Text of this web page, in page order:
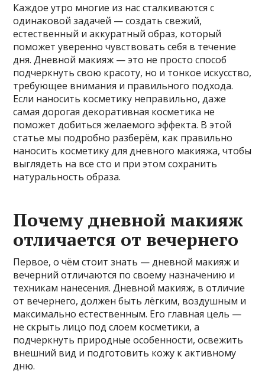
Каждое утро многие из нас сталкиваются с
одинаковой задачей — создать свежий,
естественный и аккуратный образ, который
поможет уверенно чувствовать себя в течение
дня. Дневной макияж — это не просто способ
подчеркнуть свою красоту, но и тонкое искусство,
требующее внимания и правильного подхода.
Если наносить косметику неправильно, даже
самая дорогая декоративная косметика не
поможет добиться желаемого эффекта. В этой
статье мы подробно разберём, как правильно
наносить косметику для дневного макияжа, чтобы
выглядеть на все сто и при этом сохранить
натуральность образа.
Почему дневной макияж
отличается от вечернего
Первое, о чём стоит знать — дневной макияж и
вечерний отличаются по своему назначению и
техникам нанесения. Дневной макияж, в отличие
от вечернего, должен быть лёгким, воздушным и
максимально естественным. Его главная цель —
не скрыть лицо под слоем косметики, а
подчеркнуть природные особенности, освежить
внешний вид и подготовить кожу к активному
дню.